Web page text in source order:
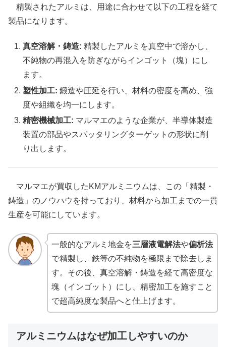
精製されたアルミは、用途に合わせて以下の工程を経て
製品になります。
真空溶解・鋳造: 精製したアルミを真空中で溶かし、
不純物の再混入を防ぎながらインゴット（塊）にし
ます。
塑性加工: 鍛造や圧延を行い、材料の密度を高め、強
度や組織を均一にします。
精密機械加工: マルマエのような企業が、半導体製造
装置の部品やスパッタリングターゲットの形状に削
り出します。
マルマエが買収したKMアルミニウムは、この「精製・
鋳造」のノウハウを持っており、材料から加工までの一貫
生産を可能にしています。
一般的なアルミ地金を三層液電解法や偏析法
で精製し、鉄等の不純物を極限まで除去しま
す。その後、真空溶解・鋳造を経て高密度な
塊（インゴット）にし、精密加工を施すこと
で超高純度な製品へと仕上げます。
アルミニウムはなぜ加工しやすいのか